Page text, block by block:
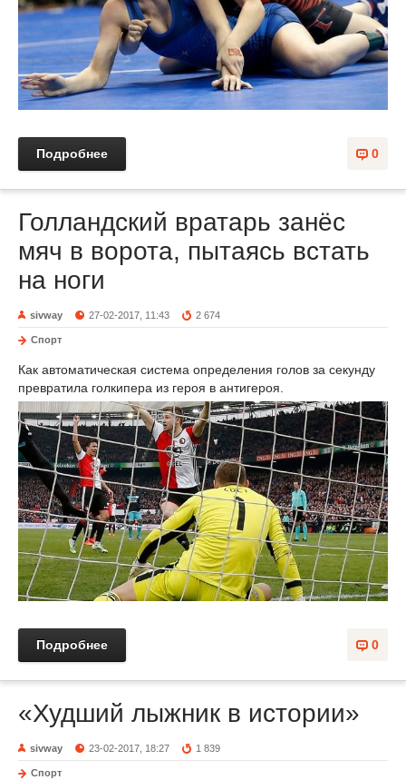
0
Подробнее
Голландский вратарь занёс
мяч в ворота, пытаясь встать
на ноги
sivway 27-02-2017, 11:43 2 674
Спорт
Как автоматическая система определения голов за секунду
превратила голкипера из героя в антигероя.
0
Подробнее
«Худший лыжник в истории»
sivway 23-02-2017, 18:27 1 839
Спорт